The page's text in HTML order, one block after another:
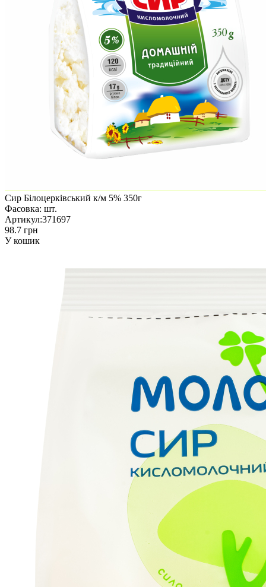
Сир Білоцерківський к/м 5% 350г
Фасовка: шт.
Артикул:371697
98.7 грн
У кошик